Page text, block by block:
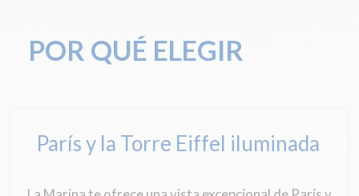
POR QUÉ ELEGIR
París y la Torre Eiffel iluminada